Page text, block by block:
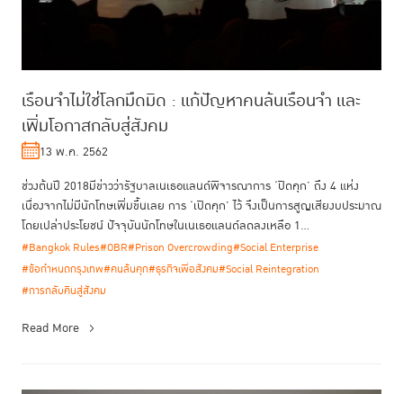
เรือนจำไม่ใช่โลกมืดมิด : แก้ปัญหาคนล้นเรือนจำ และ
เพิ่มโอกาสกลับสู่สังคม
13 พ.ค. 2562
ช่วงต้นปี 2018มีข่าวว่ารัฐบาลเนเธอแลนด์พิจารณาการ ‘ปิดคุก’ ถึง 4 แห่ง
เนื่องจากไม่มีนักโทษเพิ่มขึ้นเลย การ ‘เปิดคุก’ ไว้ จึงเป็นการสูญเสียงบประมาณ
โดยเปล่าประโยชน์ ปัจจุบันนักโทษในเนเธอแลนด์ลดลงเหลือ 1...
#Bangkok Rules#OBR#Prison Overcrowding#Social Enterprise
#ข้อกำหนดกรุงเทพ#คนล้นคุก#ธุรกิจเพื่อสังคม#Social Reintegration
#การกลับคืนสู่สังคม
Read More